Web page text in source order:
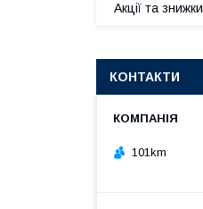
Акції та знижки
КОНТАКТИ
101km